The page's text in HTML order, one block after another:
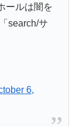
ールは闇を
search/サ
6,